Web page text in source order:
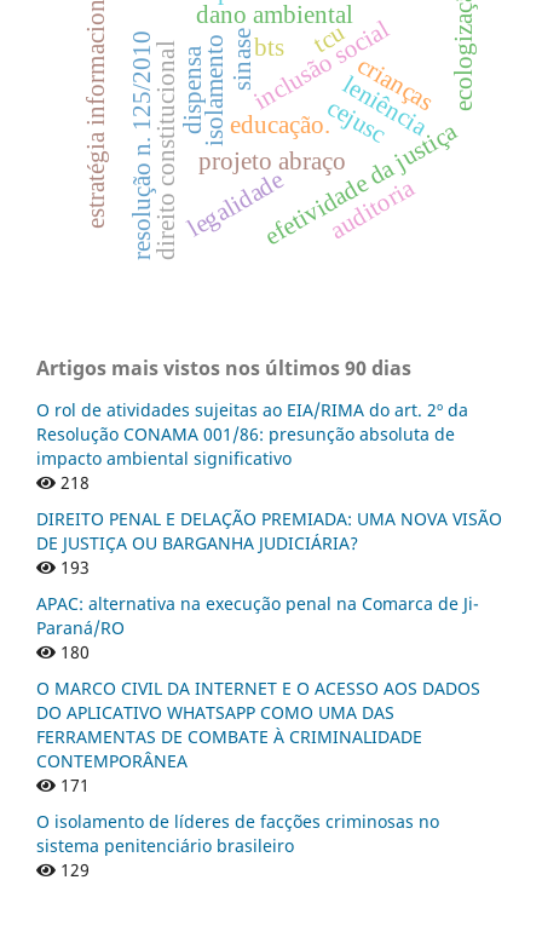
direito constitucional isolamento inclusão social
educação.
projeto abraço
efetividade da justiça
cejusc
resolução n. 125/2010 crianças
sinase
estratégia informacional dano ambiental ecologização.
bts
dispensa
legalidade auditoria
leniência
tcu
Artigos mais vistos nos últimos 90 dias
O rol de atividades sujeitas ao EIA/RIMA do art. 2º da
Resolução CONAMA 001/86: presunção absoluta de
impacto ambiental significativo
218
DIREITO PENAL E DELAÇÃO PREMIADA: UMA NOVA VISÃO
DE JUSTIÇA OU BARGANHA JUDICIÁRIA?
193
APAC: alternativa na execução penal na Comarca de Ji-
Paraná/RO
180
O MARCO CIVIL DA INTERNET E O ACESSO AOS DADOS
DO APLICATIVO WHATSAPP COMO UMA DAS
FERRAMENTAS DE COMBATE À CRIMINALIDADE
CONTEMPORÂNEA
171
O isolamento de líderes de facções criminosas no
sistema penitenciário brasileiro
129